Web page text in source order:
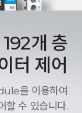
개 층
터 제어
을 이용하여
할 수 있습니다.